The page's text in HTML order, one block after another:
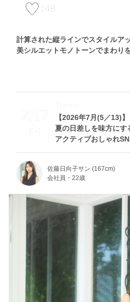
148
計算された縦ラインでスタイルア
美シルエットモノトーンでまわり
7.17
Fri
【2026年7月(5／13)】
夏の日差しを味方にす
アクティブおしゃれ
Theme
佐藤日向子サン (167cm)
会社員・22歳